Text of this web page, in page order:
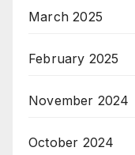
March 2025
February 2025
November 2024
October 2024